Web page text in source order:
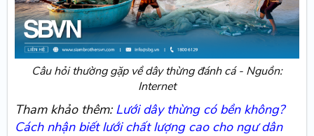
Câu hỏi thường gặp về dây thừng đánh cá - Nguồn:
Internet
Tham khảo thêm: Lưới dây thừng có bền không?
Cách nhận biết lưới chất lượng cao cho ngư dân